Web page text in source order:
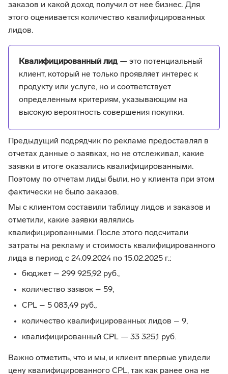
заказов и какой доход получил от нее бизнес. Для
этого оценивается количество квалифицированных
лидов.
Квалифицированный лид — это потенциальный
клиент, который не только проявляет интерес к
продукту или услуге, но и соответствует
определенным критериям, указывающим на
высокую вероятность совершения покупки.
Предыдущий подрядчик по рекламе предоставлял в
отчетах данные о заявках, но не отслеживал, какие
заявки в итоге оказались квалифицированными.
Поэтому по отчетам лиды были, но у клиента при этом
фактически не было заказов.
Мы с клиентом составили таблицу лидов и заказов и
отметили, какие заявки являлись
квалифицированными. После этого подсчитали
затраты на рекламу и стоимость квалифицированного
лида в период с 24.09.2024 по 15.02.2025 г.:
бюджет – 299 925,92 руб.,
количество заявок – 59,
CPL – 5 083,49 руб.,
количество квалифицированных лидов – 9,
квалифицированный CPL — 33 325,1 руб.
Важно отметить, что и мы, и клиент впервые увидели
цену квалифицированного CPL, так как ранее она не